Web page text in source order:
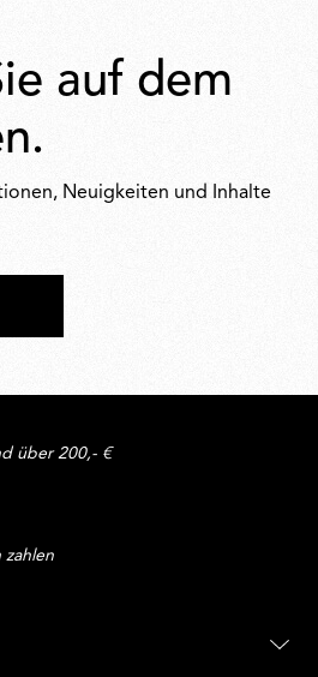
auf dem
Neuigkeiten und Inhalte
über 200,- €
zahlen